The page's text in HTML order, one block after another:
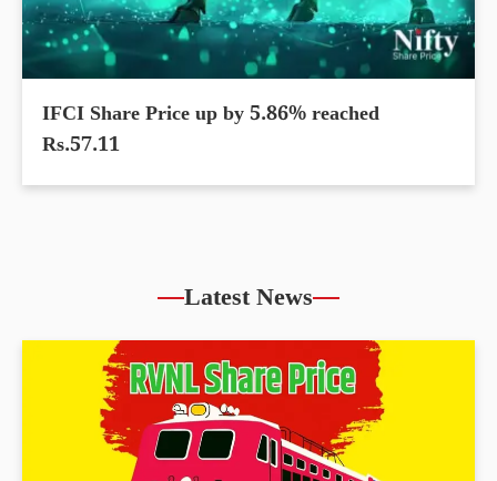
IFCI Share Price up by 5.86% reached
Rs.57.11
Latest News